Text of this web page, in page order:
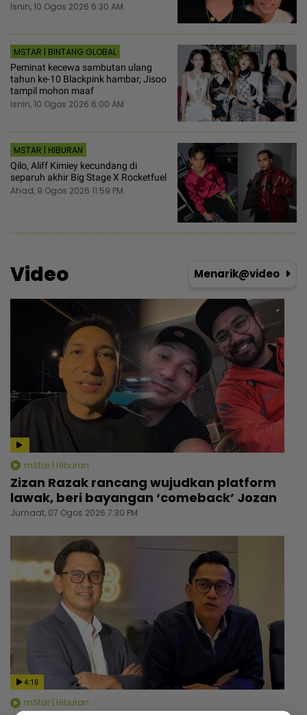
Isnin, 10 Ogos 2026 6:30 AM
MSTAR | BINTANG GLOBAL
Peminat kecewa sambutan ulang
tahun ke-10 Blackpink hambar, Jisoo
tampil mohon maaf
Isnin, 10 Ogos 2026 6:00 AM
MSTAR | HIBURAN
Qilo, Aliff Kimiey kecundang di
separuh akhir Big Stage X Rocketfuel
Ahad, 9 Ogos 2026 11:59 PM
Video Menarik@video
mStar | Hiburan
Zizan Razak rancang wujudkan platform
lawak, beri bayangan ‘comeback’ Jozan
Jumaat, 07 Ogos 2026 7:30 PM
4:18
mStar | Hiburan